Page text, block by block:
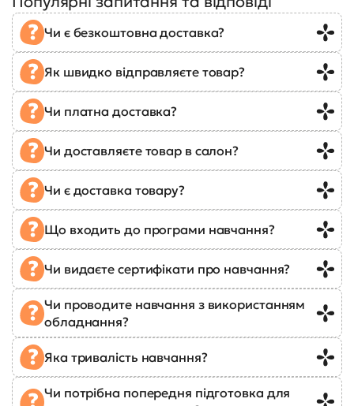
Чи є безкоштовна доставка?
Як швидко відправляєте товар?
Чи платна доставка?
Чи доставляєте товар в салон?
Чи є доставка товару?
Що входить до програми навчання?
Чи видаєте сертифікати про навчання?
Чи проводите навчання з використанням
обладнання?
Яка тривалість навчання?
Чи потрібна попередня підготовка для